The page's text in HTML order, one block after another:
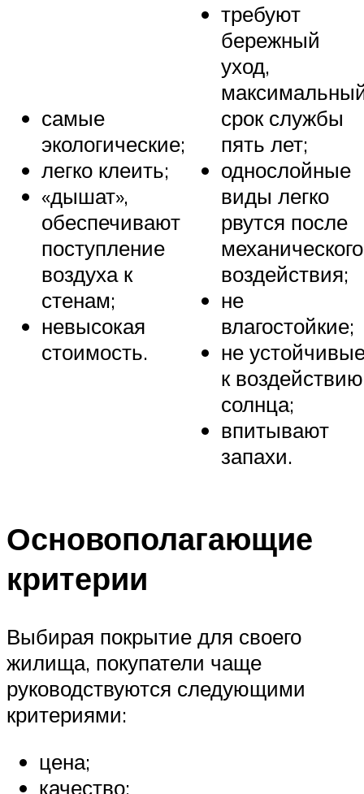
самые
экологические;
легко клеить;
«дышат»,
обеспечивают
поступление
воздуха к
стенам;
невысокая
стоимость.
требуют
бережный
уход,
срок службы
пять лет;
однослойные
виды легко
рвутся после
механического
воздействия;
не
влагостойкие;
не
к воздействию
солнца;
впитывают
запахи.
Основополагающие
критерии
Выбирая покрытие для своего
жилища, покупатели чаще
руководствуются следующими
критериями:
цена;
качество;